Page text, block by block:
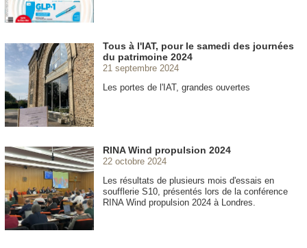
Tous à l'IAT, pour le samedi des journées
du patrimoine 2024
21 septembre 2024
Les portes de l'IAT, grandes ouvertes
RINA Wind propulsion 2024
22 octobre 2024
Les résultats de plusieurs mois d'essais en
soufflerie S10, présentés lors de la conférence
RINA Wind propulsion 2024 à Londres.